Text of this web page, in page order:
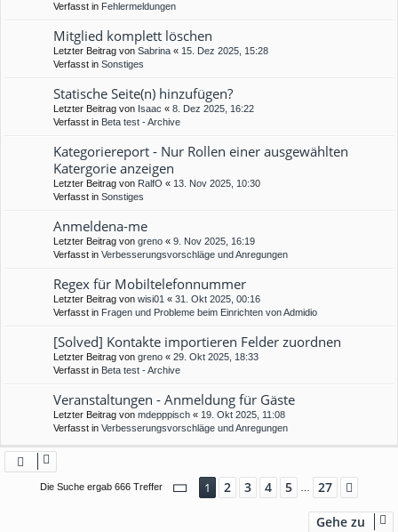
Verfasst in Fehlermeldungen
Mitglied komplett löschen
Letzter Beitrag von Sabrina « 15. Dez 2025, 15:28
Verfasst in Sonstiges
Statische Seite(n) hinzufügen?
Letzter Beitrag von Isaac « 8. Dez 2025, 16:22
Verfasst in Beta test - Archive
Kategoriereport - Nur Rollen einer ausgewählten
Katergorie anzeigen
Letzter Beitrag von RalfO « 13. Nov 2025, 10:30
Verfasst in Sonstiges
Anmeldena-me
Letzter Beitrag von greno « 9. Nov 2025, 16:19
Verfasst in Verbesserungsvorschläge und Anregungen
Regex für Mobiltelefonnummer
Letzter Beitrag von wisi01 « 31. Okt 2025, 00:16
Verfasst in Fragen und Probleme beim Einrichten von Admidio
[Solved] Kontakte importieren Felder zuordnen
Letzter Beitrag von greno « 29. Okt 2025, 18:33
Verfasst in Beta test - Archive
Veranstaltungen - Anmeldung für Gäste
Letzter Beitrag von mdepppisch « 19. Okt 2025, 11:08
Verfasst in Verbesserungsvorschläge und Anregungen
Die Suche ergab 666 Treffer Seite 1 von 27
1 2 3 4 5 27
Gehe zu